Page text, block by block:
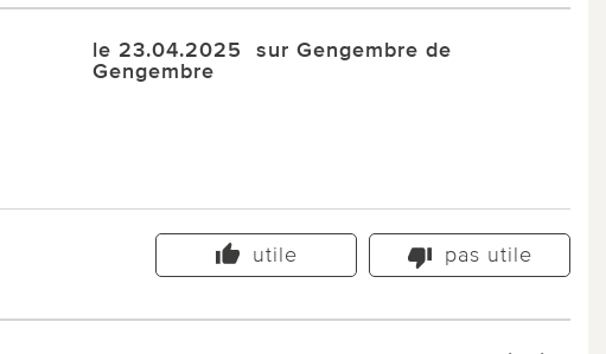
le 23.04.2025 sur Gengembre de
Gengembre
utile pas utile